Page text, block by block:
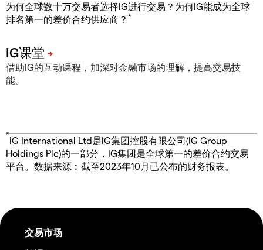
为何全球数十万交易者选择IG进行交易？为何IG能成为全球
排名第一的差价合约供应商？ *
借助IG的互动课程，加深对金融市场的理解，提高交易技
能。
*
IG International Ltd是IG集团控股有限公司(IG Group
Holdings Plc)的一部分，IG集团是全球第一的差价合约交易
平台。数据来源︰截至2023年10月已公布的财务报表。
交易市场